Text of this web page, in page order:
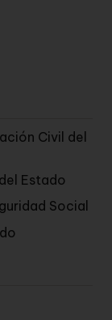
Civil del
Estado
Social